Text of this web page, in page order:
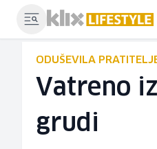
ODUŠEVILA
Vatreno
grudi